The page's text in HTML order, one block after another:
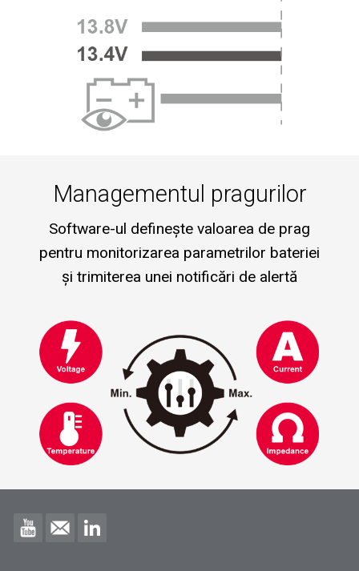
Managementul pragurilor
Software-ul definește valoarea de prag
pentru monitorizarea parametrilor bateriei
și trimiterea unei notificări de alertă